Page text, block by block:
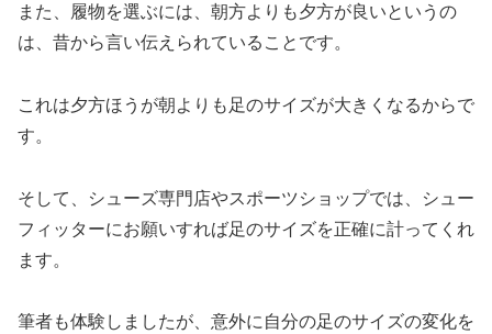
また、履物を選ぶには、朝方よりも夕方が良いというの
は、昔から言い伝えられていることです。
これは夕方ほうが朝よりも足のサイズが大きくなるからで
す。
そして、シューズ専門店やスポーツショップでは、シュー
フィッターにお願いすれば足のサイズを正確に計ってくれ
ます。
筆者も体験しましたが、意外に自分の足のサイズの変化を